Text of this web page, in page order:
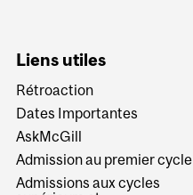
Liens utiles
Rétroaction
Dates Importantes
AskMcGill
Admission au premier cycle
Admissions aux cycles